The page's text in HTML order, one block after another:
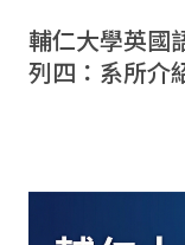
輔仁大學英國
列四：系所介